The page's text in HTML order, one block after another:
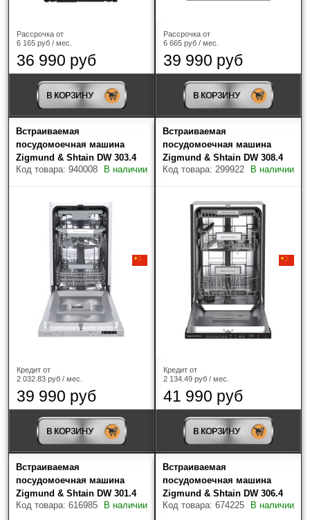
Bosch(10)
Brandt(1)
Electrolux(20)
Franke(1)
Gorenje
Graude(4)
(14)
HIBERG(2)
HiSTORY(2)
Korting(14)
Kuppersberg(19)
Kuppersbusch(2)
Maunfeld(33)
Miele(2)
Рассрочка от
6 165 руб / мес.
36 990 руб
В КОРЗИНУ
Рассрочка от
6 665 руб / мес.
39 990 руб
В КОРЗИНУ
Встраиваемая
посудомоечная машина
Zigmund & Shtain DW 303.4
Код товара: 940008
В наличии
Кредит от
2 032.83 руб / мес.
39 990 руб
В КОРЗИНУ
Встраиваемая
посудомоечная машина
Zigmund & Shtain DW 308.4
Код товара: 299922
В наличии
Кредит от
2 134.49 руб / мес.
41 990 руб
В КОРЗИНУ
Встраиваемая
посудомоечная машина
Zigmund & Shtain DW 301.4
Код товара: 616985
В наличии
Встраиваемая
посудомоечная машина
Zigmund & Shtain DW 306.4
Код товара: 674225
В наличии